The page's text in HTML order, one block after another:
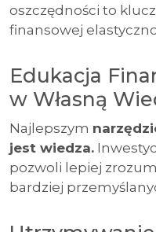
oszczędności to
finansowej
Edukacja
w Własną
Najlepszym
jest wiedza.
pozwoli lepiej
bardziej